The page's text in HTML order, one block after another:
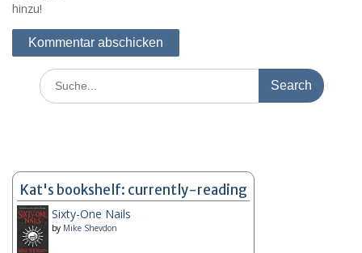
hinzu!
Search
for:
Kat's bookshelf: currently-reading
Sixty-One Nails
by Mike Shevdon